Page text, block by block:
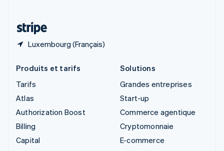
Luxembourg (Français)
Produits et tarifs
Tarifs
Atlas
Authorization Boost
Billing
Capital
Solutions
Grandes entreprises
Start-up
Commerce agentique
Cryptomonnaie
E-commerce